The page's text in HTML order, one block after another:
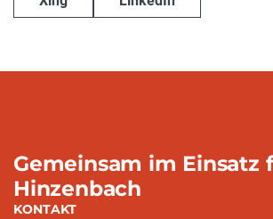
Gemeinsam im Einsatz
Hinzenbach
KONTAKT